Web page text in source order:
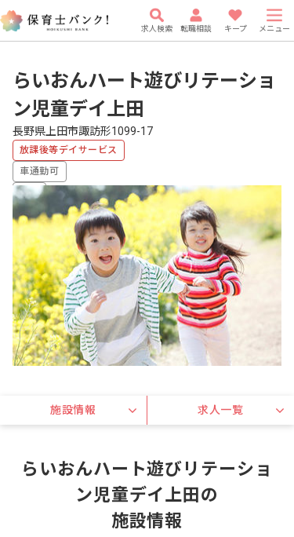
求人検索 転職相談 キープ メニュー
らいおんハート遊びリテーショ
ン児童デイ上田
長野県上田市諏訪形1099-17
放課後等デイサービス
車通勤可
有給
駅近5分以内
施設情報 求人一覧
らいおんハート遊びリテーショ
ン児童デイ上田の
施設情報